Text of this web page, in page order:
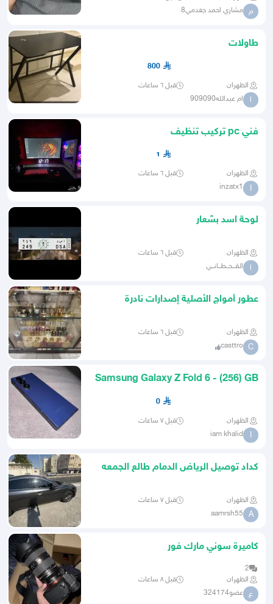
م مشاري احمد جغدمي8
طاولات
800
الظهران قبل ٦ ساعات
ا ام عبدالله909090
فني pc تركيب تنظيف
1
الظهران قبل ٦ ساعات
I
inzatx1
لوحة اسد بشعار
الظهران قبل ٦ ساعات
ا القــحــطــانــي
عطور أمواج الأصلية إصدارات نادرة
الظهران قبل ٦ ساعات
C
casttro
Samsung Galaxy Z Fold 6 - (256) GB
0
الظهران قبل ٧ ساعات
I
iam khalid
كداد توصيل الرياض الدمام طالع الجمعه
الظهران قبل ٧ ساعات
A
aamrsh55
كاميرة سوني مارك فور
2
الظهران
قبل ٨ ساعات
ع عضو324174